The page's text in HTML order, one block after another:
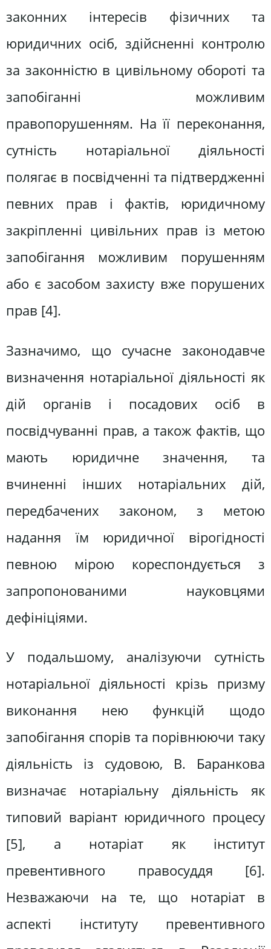
законних інтересів фізичних та
юридичних осіб, здійсненні контролю
за законністю в цивільному обороті та
запобіганні можливим
правопорушенням. На її переконання,
сутність нотаріальної діяльності
полягає в посвідченні та підтвердженні
певних прав і фактів, юридичному
закріпленні цивільних прав із метою
запобігання можливим порушенням
або є засобом захисту вже порушених
прав [4].
Зазначимо, що сучасне законодавче
визначення нотаріальної діяльності як
дій органів і посадових осіб в
посвідчуванні прав, а також фактів, що
мають юридичне значення, та
вчиненні інших нотаріальних дій,
передбачених законом, з метою
надання їм юридичної вірогідності
певною мірою кореспондується з
запропонованими науковцями
дефініціями.
У подальшому, аналізуючи сутність
нотаріальної діяльності крізь призму
виконання нею функцій щодо
запобігання спорів та порівнюючи таку
діяльність із судовою, В. Баранкова
визначає нотаріальну діяльність як
типовий варіант юридичного процесу
[5], а нотаріат як інститут
превентивного правосуддя [6].
Незважаючи на те, що нотаріат в
аспекті інституту превентивного